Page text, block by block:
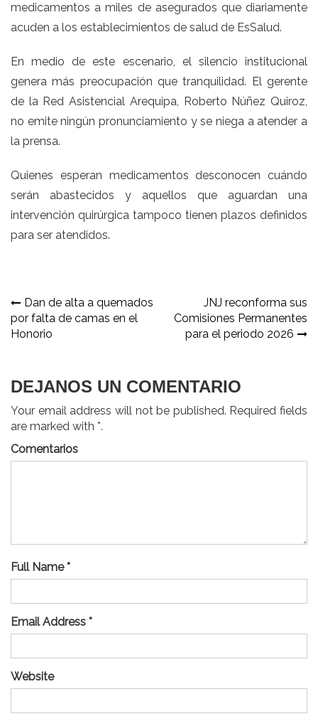
medicamentos a miles de asegurados que diariamente
acuden a los establecimientos de salud de EsSalud.
En medio de este escenario, el silencio institucional
genera más preocupación que tranquilidad. El gerente
de la Red Asistencial Arequipa, Roberto Núñez Quiroz,
no emite ningún pronunciamiento y se niega a atender a
la prensa.
Quienes esperan medicamentos desconocen cuándo
serán abastecidos y aquellos que aguardan una
intervención quirúrgica tampoco tienen plazos definidos
para ser atendidos.
Navegación
de
Dan de alta a quemados
por falta de camas en el
Honorio
JNJ reconforma sus
Comisiones Permanentes
para el periodo 2026
DEJANOS UN COMENTARIO
Your email address will not be published. Required fields
are marked with *.
Comentarios
Full Name *
Email Address *
Website